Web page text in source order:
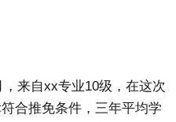
来自xx专业10级，在这次
合推免条件，三年平均学